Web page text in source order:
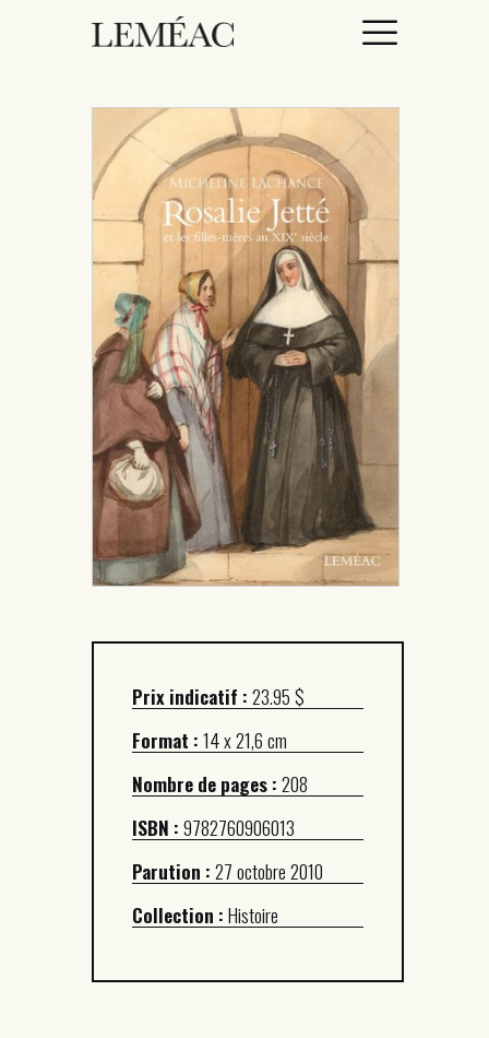
ACCUEIL
CATALOGUE
AUTEURICES
DROITS / RIGHTS
À PROPOS
Prix indicatif :23.95 $
Format :14 x 21,6 cm
Nombre de pages :208
ISBN :9782760906013
Parution :27 octobre 2010
Collection :Histoire